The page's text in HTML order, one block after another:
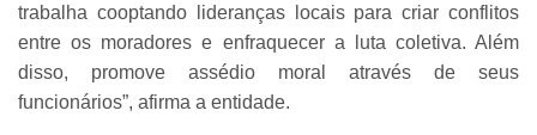
trabalha cooptando lideranças locais para criar conflitos
entre os moradores e enfraquecer a luta coletiva. Além
disso, promove assédio moral através de seus
funcionários”, afirma a entidade.